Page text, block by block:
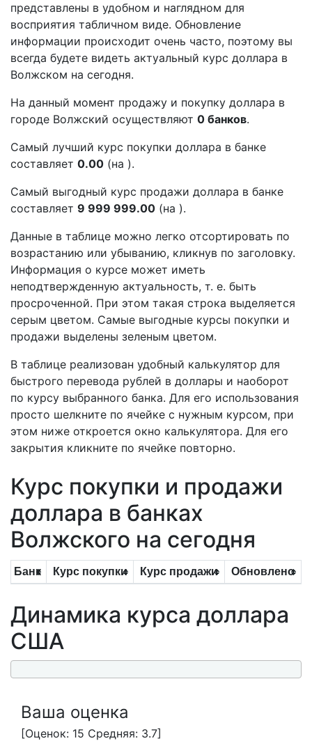
представлены в удобном и наглядном для
восприятия табличном виде. Обновление
информации происходит очень часто, поэтому вы
всегда будете видеть актуальный курс доллара в
Волжском на сегодня.
На данный момент продажу и покупку доллара в
городе Волжский осуществляют 0 банков.
Самый лучший курс покупки доллара в банке
составляет 0.00 (на ).
Самый выгодный курс продажи доллара в банке
составляет 9 999 999.00 (на ).
Данные в таблице можно легко отсортировать по
возрастанию или убыванию, кликнув по заголовку.
Информация о курсе может иметь
неподтвержденную актуальность, т. е. быть
просроченной. При этом такая строка выделяется
серым цветом. Самые выгодные курсы покупки и
продажи выделены зеленым цветом.
В таблице реализован удобный калькулятор для
быстрого перевода рублей в доллары и наоборот
по курсу выбранного банка. Для его использования
просто шелкните по ячейке с нужным курсом, при
этом ниже откроется окно калькулятора. Для его
закрытия кликните по ячейке повторно.
Курс покупки и продажи
доллара в банках
Волжского на сегодня
Банк Курс покупки Курс продажи Обновлено
Динамика курса доллара
США
Ваша оценка
[Оценок: 15 Средняя: 3.7]